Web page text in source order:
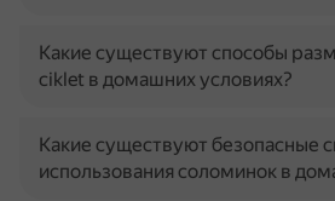
Какие существуют способы
ciklet в домашних условиях?
Какие существуют безопасные
использования соломинок в